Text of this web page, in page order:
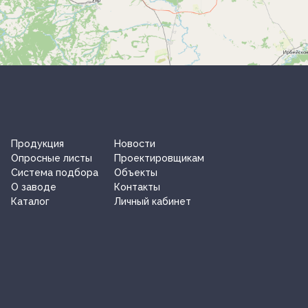
Продукция
Новости
Опросные листы
Проектировщикам
Система подбора
Объекты
О заводe
Контакты
Каталог
Личный кабинет